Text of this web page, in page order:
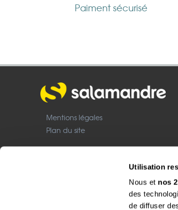
Utilisation
Nous et nos
des
de diffuser
Paiment sécurisé
Mentions légales
Plan du site
Boutique CHF
Site réalisé avec le soutien de :